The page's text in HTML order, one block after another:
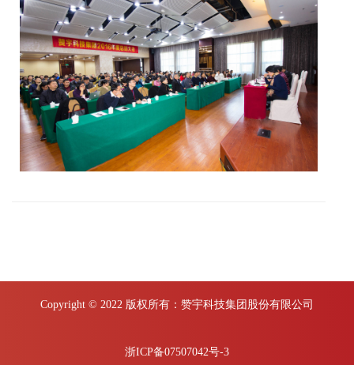
Copyright © 2022 版权所有：赞宇科技集团股份有限公司
浙ICP备07507042号-3